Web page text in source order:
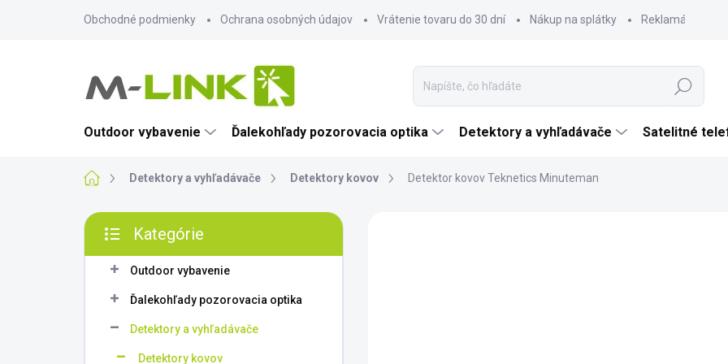
Obchodné podmienky Ochrana osobných údajov Vrátenie tovaru do 30 dní Nákup na splátky Reklamácia
Hľadať
Outdoor vybavenie Ďalekohľady pozorovacia optika Detektory a vyhľadávače Satelitné
DomovDetektory a vyhľadávače Detektory kovov Detektor kovov Teknetics Minuteman
B
č
kategórie
Kategórie
Outdoor vybavenie
Ďalekohľady pozorovacia optika
Detektory a vyhľadávače
Detektory kovov